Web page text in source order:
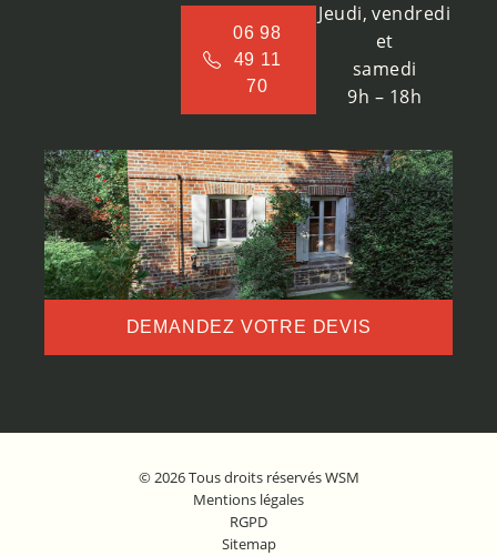
06 98
49 11
70
Jeudi, vendredi
et
samedi
9h – 18h
DEMANDEZ VOTRE DEVIS
© 2026 Tous droits réservés WSM
Mentions légales
RGPD
Sitemap